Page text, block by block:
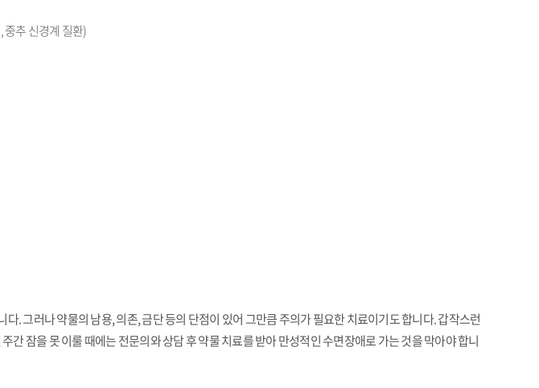
중추 신경계 질환)
. 그러나 약물의 남용, 의존, 금단 등의 단점이 있어 그만큼 주의가 필요한 치료이기도 합니다. 갑작스런
간 잠을 못 이룰 때에는 전문의와 상담 후 약물 치료를 받아 만성적인 수면장애로 가는 것을 막아야 합니